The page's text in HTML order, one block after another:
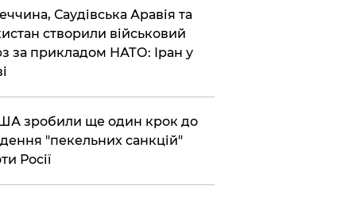
Саудівська Аравія та
створили військовий
за прикладом НАТО: Іран у
зробили ще один крок до
"пекельних санкцій"
Росії